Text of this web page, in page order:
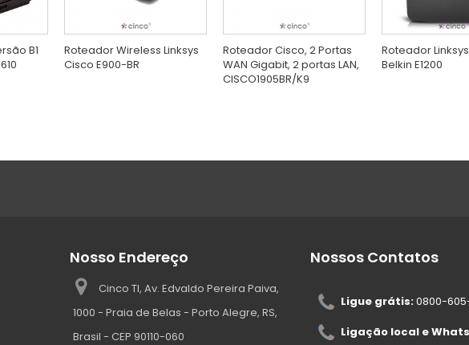
B1
Roteador Wireless Linksys
Cisco E900-BR
Roteador Cisco, 2 Portas
WAN Gigabit, 2 portas LAN,
CISCO1905BR/K9
Roteador
Belkin E1200
Nosso Endereço
Cinco TI, Av. Edvaldo Pereira Paiva,
1000 - Praia de Belas - Porto Alegre, RS,
Brasil - CEP 90110-060
Nossos Contatos
Ligue grátis:0800-
Ligação local e